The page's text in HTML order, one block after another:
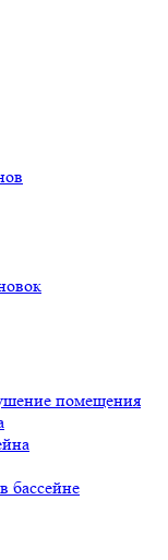
помещения
бассейне